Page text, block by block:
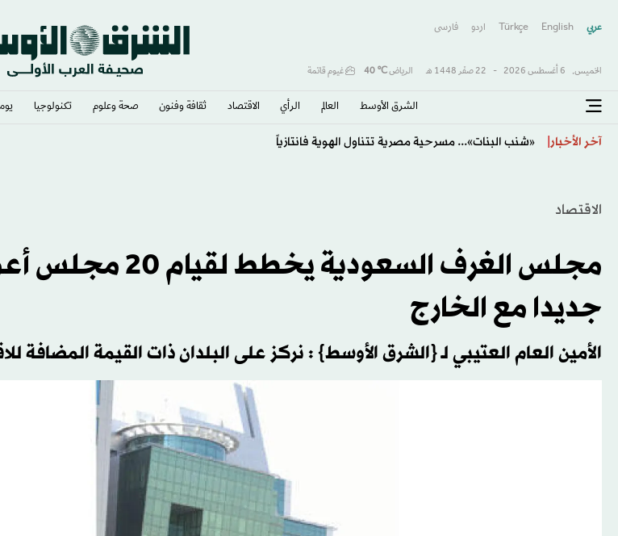
عربي English
Türkçe اردو فارسى
الخميس, 6 أغسطس 2026 - 22 صفَر 1448 هـ الرياض℃
40 غيوم قاتمة
الشرق الأوسط​ العالم الرأي الاقتصاد ثقافة وفنون صحة وعلوم تكنولوجيا
آخر الأخبار
الاقتصاد
مجلس الغرف السعودية
جديدا مع الخارج
الأمين العام العتيبي لـ {الشرق الأوسط} : نركز على البلدان ذات القيمة المضافة